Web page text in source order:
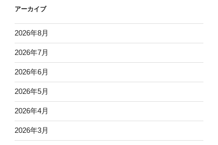
アーカイブ
2026年8月
2026年7月
2026年6月
2026年5月
2026年4月
2026年3月